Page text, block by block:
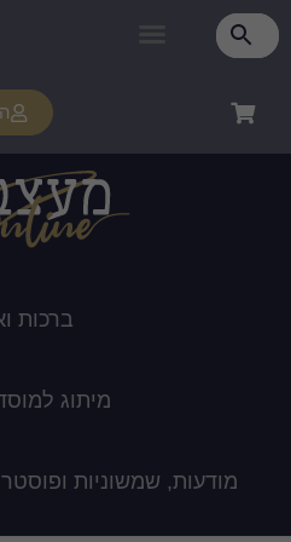
התחבר / הרשם
אירועים
כריכות ושערים
קבצים במתנה